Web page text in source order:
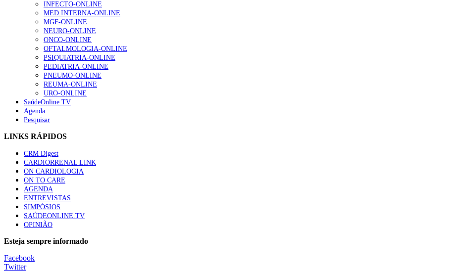
Alguns milhares de utentes podem ficar sem médico de família com nova regras do registo, alerta associação
160 visualizações
“Os programas de rastreio do cancro do pulmão são custo-efetivos e representam um investimento sustentável para os sistemas de saúde”
94 visualizações
Quase quatro em cada dez doentes com enfarte apresentavam níveis elevados de Lp(a), revela estudo
Trodelvy aprovado para primeira linha no cancro da mama triplo negativo metastático em doentes não elegíveis para inibidores PD-(L)1
61 visualizações
MAIS NOTÍCIAS
7 Ago, 2026
INFECTO-ONLINE
MED.INTERNA-ONLINE
MGF-ONLINE
NEURO-ONLINE
ONCO-ONLINE
OFTALMOLOGIA-ONLINE
PSIQUIATRIA-ONLINE
PEDIATRIA-ONLINE
PNEUMO-ONLINE
REUMA-ONLINE
URO-ONLINE
SaúdeOnline TV
Agenda
Pesquisar
LINKS RÁPIDOS
CRM Digest
CARDIORRENAL LINK
ON CARDIOLOGIA
ON TO CARE
AGENDA
ENTREVISTAS
SIMPÓSIOS
SAÚDEONLINE.TV
OPINIÃO
Esteja sempre informado
Facebook
Twitter